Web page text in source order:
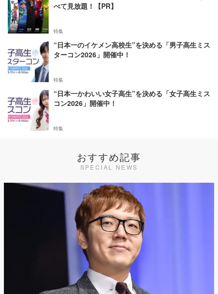
べて見放題！【PR】
特集
“日本一のイケメン高校生”を決める「男子高生ミス
ターコン2026」開催中！
特集
“日本一かわいい女子高生”を決める「女子高生ミス
コン2026」開催中！
特集
おすすめ記事
SPECIAL NEWS